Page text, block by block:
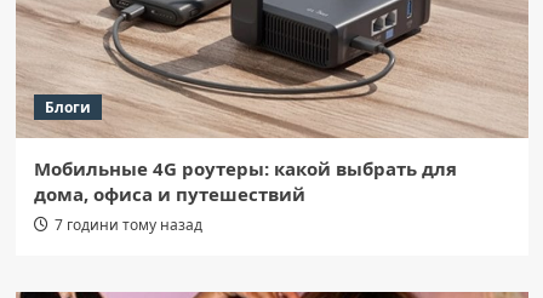
Блоги
Мобильные 4G роутеры: какой выбрать для
дома, офиса и путешествий
7 години тому назад